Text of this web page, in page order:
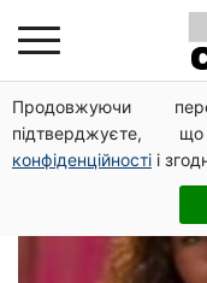
Продовжуючи
конфіденційності і
Анна